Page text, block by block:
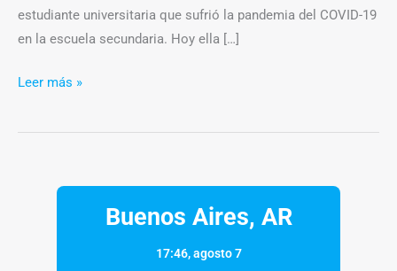
estudiante universitaria que sufrió la pandemia del COVID-19
en la escuela secundaria. Hoy ella […]
Leer más »
Buenos Aires, AR
17:46,agosto 7